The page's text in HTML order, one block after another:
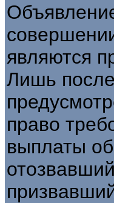
являются
Лишь
право
выплаты